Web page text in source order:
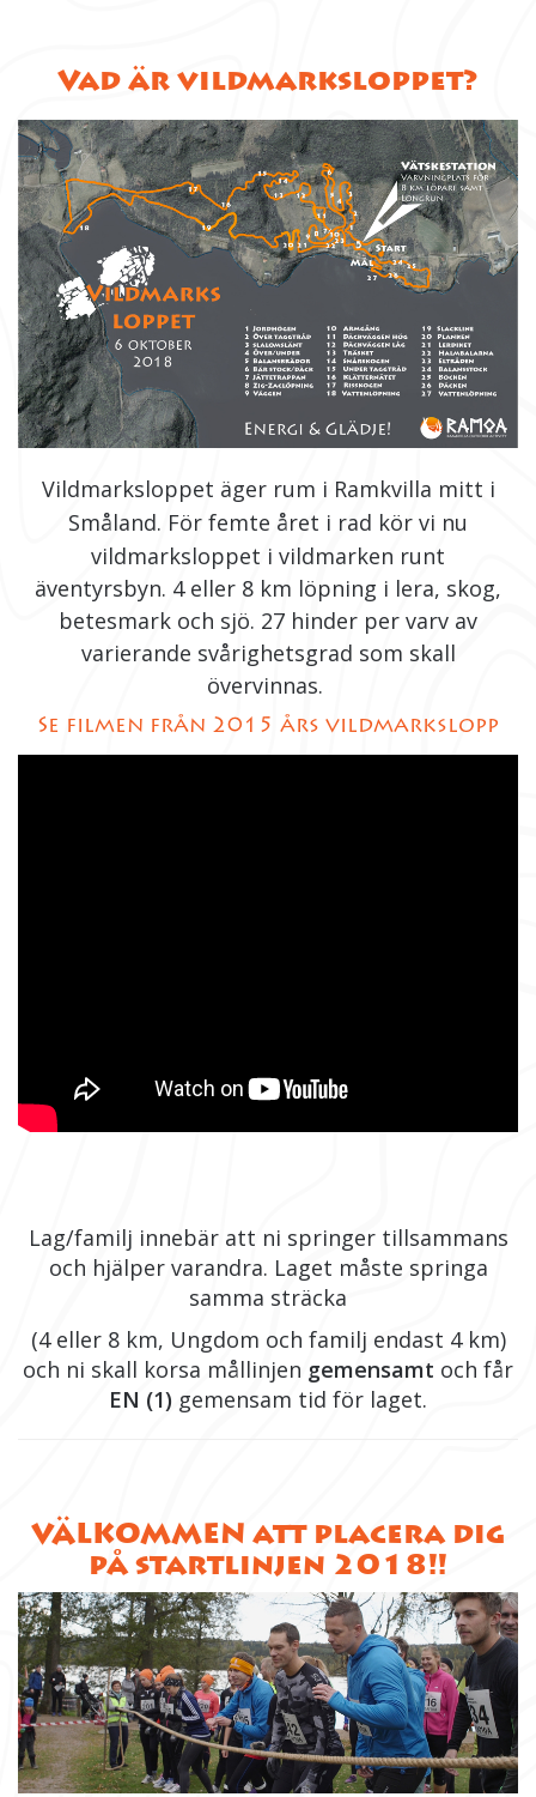
Vad är vildmarksloppet?
Vildmarksloppet äger rum i Ramkvilla mitt i
Småland. För femte året i rad kör vi nu
vildmarksloppet i vildmarken runt
äventyrsbyn. 4 eller 8 km löpning i lera, skog,
betesmark och sjö. 27 hinder per varv av
varierande svårighetsgrad som skall
övervinnas.
Se filmen från 2015 års vildmarkslopp
Lag/familj innebär att ni springer tillsammans
och hjälper varandra. Laget måste springa
samma sträcka
(4 eller 8 km, Ungdom och familj endast 4 km)
och ni skall korsa mållinjen gemensamt och får
EN (1) gemensam tid för laget.
VÄLKOMMEN att placera dig
på startlinjen 2018!!